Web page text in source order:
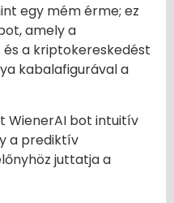
egy mém érme; ez
amely a
a kriptokereskedést
kabalafigurával a
WienerAI bot intuitív
a prediktív
juttatja a